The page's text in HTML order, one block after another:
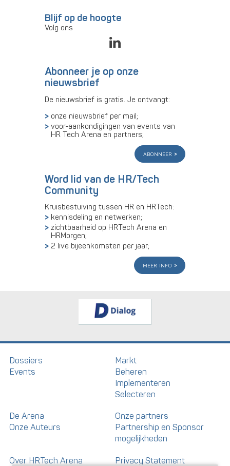
Blijf op de hoogte
Volg ons
Abonneer je op onze
nieuwsbrief
De nieuwsbrief is gratis. Je ontvangt:
onze nieuwsbrief per mail;
voor-aankondigingen van events van
HR Tech Arena en partners;
abonneer
Word lid van de HR/Tech
Community
Kruisbestuiving tussen HR en HRTech:
kennisdeling en netwerken;
zichtbaarheid op HRTech Arena en
HRMorgen;
2 live bijeenkomsten per jaar;
meer info
Dossiers
Events
Markt
Beheren
Implementeren
Selecteren
De Arena
Onze Auteurs
Onze partners
Partnership en Sponsor
mogelijkheden
Over HRTech Arena Privacy Statement